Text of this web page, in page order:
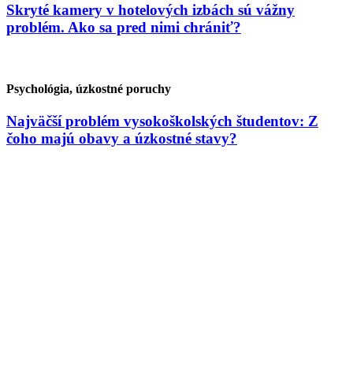
Skryté kamery v hotelových izbách sú vážny
problém. Ako sa pred nimi chrániť?
Psychológia, úzkostné poruchy
Najväčší problém vysokoškolských študentov: Z
čoho majú obavy a úzkostné stavy?